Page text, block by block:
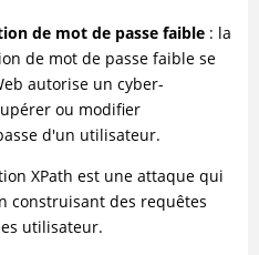
de mot de passe faible: la
de mot de passe faible se
autorise un cyber-
ou modifier
d'un utilisateur.
XPath est une attaque qui
construisant des requêtes
utilisateur.